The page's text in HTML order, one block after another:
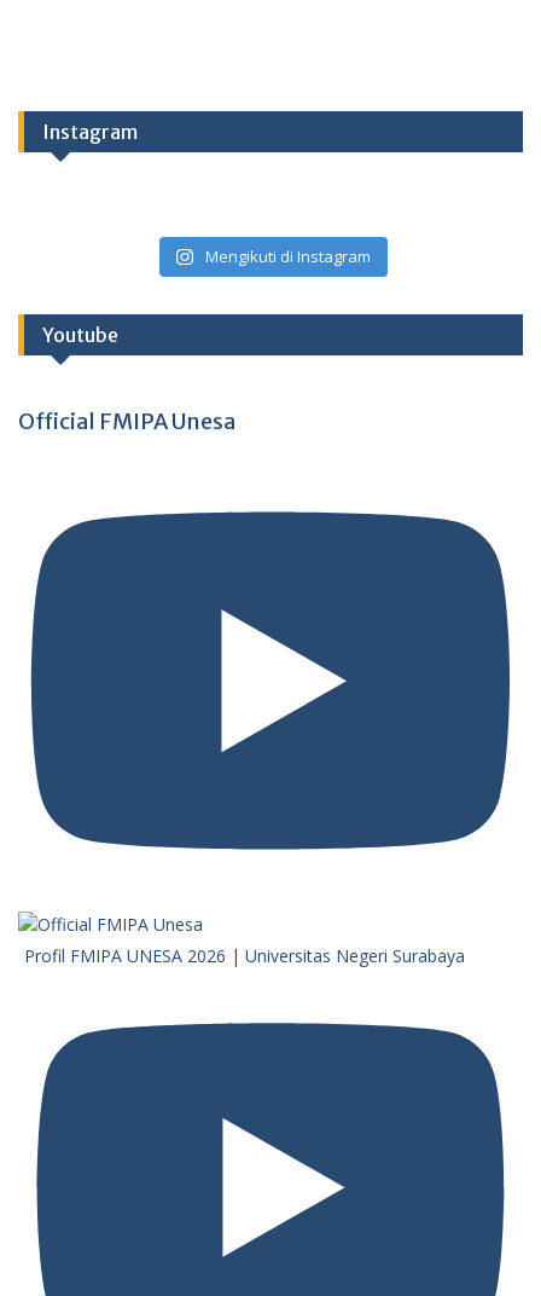
Instagram
Mengikuti di Instagram
Youtube
Official FMIPA Unesa
Profil FMIPA UNESA 2026 | Universitas Negeri Surabaya